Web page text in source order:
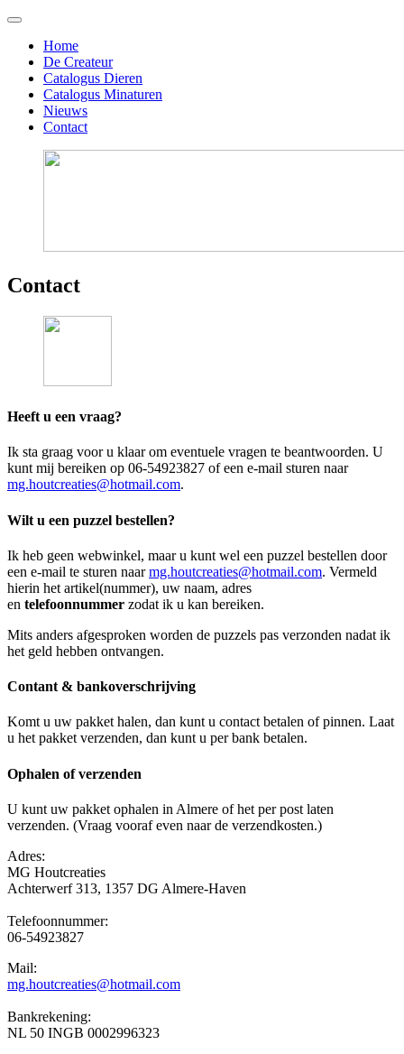
Home
De Createur
Catalogus Dieren
Catalogus Minaturen
Nieuws
Contact
Contact
Heeft u een vraag?
Ik sta graag voor u klaar om eventuele vragen te beantwoorden. U
kunt mij bereiken op 06-54923827 of een e-mail sturen naar
mg.houtcreaties@hotmail.com.
Wilt u een puzzel bestellen?
Ik heb geen webwinkel, maar u kunt wel een puzzel bestellen door
een e-mail te sturen naarmg.houtcreaties@hotmail.com. Vermeld
hierin het artikel(nummer), uw naam, adres
en telefoonnummer zodat ik u kan bereiken.
Mits anders afgesproken worden de puzzels pas verzonden nadat ik
het geld hebben ontvangen.
Contant & bankoverschrijving
Komt u uw pakket halen, dan kunt u contact betalen of pinnen. Laat
u het pakket verzenden, dan kunt u per bank betalen.
Ophalen of verzenden
U kunt uw pakket ophalen in Almere of het per post laten
verzenden. (Vraag vooraf even naar de verzendkosten.)
Adres:
MG Houtcreaties
Achterwerf 313, 1357 DG Almere-Haven
Telefoonnummer:
06-54923827
Mail:
mg.houtcreaties@hotmail.com
Bankrekening:
NL 50 INGB 0002996323